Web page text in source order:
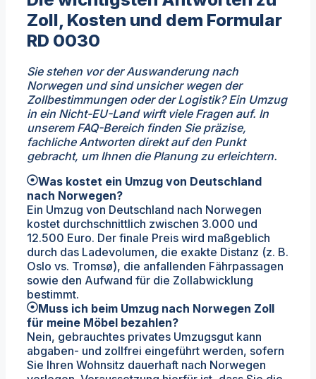
Zoll, Kosten und dem Formular
RD 0030
Sie stehen vor der Auswanderung nach
Norwegen und sind unsicher wegen der
Zollbestimmungen oder der Logistik? Ein Umzug
in ein Nicht-EU-Land wirft viele Fragen auf. In
unserem FAQ-Bereich finden Sie präzise,
fachliche Antworten direkt auf den Punkt
gebracht, um Ihnen die Planung zu erleichtern.
Was kostet ein Umzug von Deutschland
nach Norwegen?
Ein Umzug von Deutschland nach Norwegen
kostet durchschnittlich zwischen 3.000 und
12.500 Euro. Der finale Preis wird maßgeblich
durch das Ladevolumen, die exakte Distanz (z. B.
Oslo vs. Tromsø), die anfallenden Fährpassagen
sowie den Aufwand für die Zollabwicklung
bestimmt.
Muss ich beim Umzug nach Norwegen Zoll
für meine Möbel bezahlen?
Nein, gebrauchtes privates Umzugsgut kann
abgaben- und zollfrei eingeführt werden, sofern
Sie Ihren Wohnsitz dauerhaft nach Norwegen